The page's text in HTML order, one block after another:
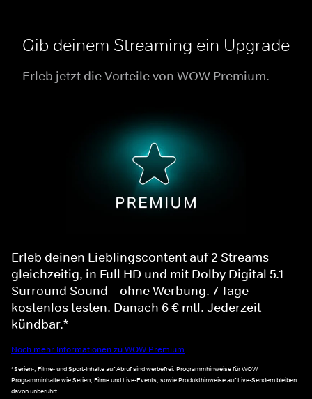
Gib deinem Streaming ein Upgrade
Erleb jetzt die Vorteile von WOW Premium.
Erleb deinen Lieblingscontent auf 2 Streams
gleichzeitig, in Full HD und mit Dolby Digital 5.1
Surround Sound – ohne Werbung. 7 Tage
kostenlos testen. Danach 6 € mtl. Jederzeit
kündbar.*
Noch mehr Informationen zu WOW Premium
*Serien-, Filme- und Sport-Inhalte auf Abruf sind werbefrei. Programmhinweise für WOW
Programminhalte wie Serien, Filme und Live-Events, sowie Produkthinweise auf Live-Sendern bleiben
davon unberührt.